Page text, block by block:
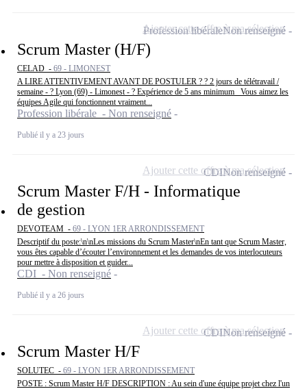
Scrum Master (H/F)
CELAD - 69 - LIMONEST
A LIRE ATTENTIVEMENT AVANT DE POSTULER ? ? 2 jours de télétravail /
semaine - ? Lyon (69) - Limonest - ? Expérience de 5 ans minimum Vous aimez les
équipes Agile qui fonctionnent vraiment...
Profession libérale - Non renseigné
Publié il y a 23 jours
Profession libéraleNon renseigné
Ajouter cette offre à ma sélection
Scrum Master F/H - Informatique
de gestion
DEVOTEAM - 69 - LYON 1ER ARRONDISSEMENT
Descriptif du poste:\n\nLes missions du Scrum Master\nEn tant que Scrum Master,
vous êtes capable d’écouter l’environnement et les demandes de vos interlocuteurs
pour mettre à disposition et guider...
CDI - Non renseigné
Publié il y a 26 jours
CDINon renseigné
Ajouter cette offre à ma sélection
Scrum Master H/F
SOLUTEC - 69 - LYON 1ER ARRONDISSEMENT
POSTE : Scrum Master H/F DESCRIPTION : Au sein d'une équipe projet chez l'un
CDINon renseigné
Ajouter cette offre à ma sélection